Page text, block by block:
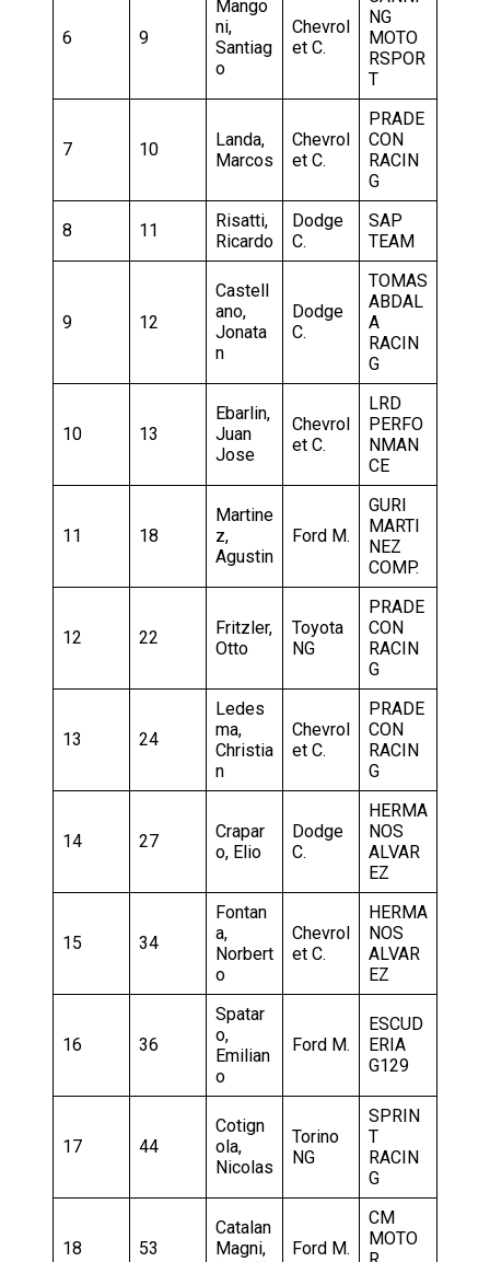
6 9
Mango
ni,
Santiag
o
Chevrol
et C.
NG
MOTO
RSPOR
T
7 10
Landa,
Marcos
Chevrol
et C.
PRADE
CON
RACIN
G
8 11
Risatti,
Ricardo
Dodge
C.
SAP
TEAM
9 12
Castell
ano,
Jonata
n
Dodge
C.
TOMAS
ABDAL
A
RACIN
G
10 13
Ebarlin,
Juan
Jose
Chevrol
et C.
LRD
PERFO
NMAN
CE
11 18
Martine
z,
Agustin
Ford M.
GURI
MARTI
NEZ
COMP.
12 22
Fritzler,
Otto
Toyota
NG
PRADE
CON
RACIN
G
13 24
Ledes
ma,
Christia
n
Chevrol
et C.
PRADE
CON
RACIN
G
14 27
Crapar
o, Elio
Dodge
C.
HERMA
NOS
ALVAR
EZ
15 34
Fontan
a,
Norbert
o
Chevrol
et C.
HERMA
NOS
ALVAR
EZ
16 36
Spatar
o,
Emilian
o
Ford M.
ESCUD
ERIA
G129
17 44
Cotign
ola,
Nicolas
Torino
NG
SPRIN
T
RACIN
G
18 53
Catalan
Magni,
Ford M.
CM
MOTO